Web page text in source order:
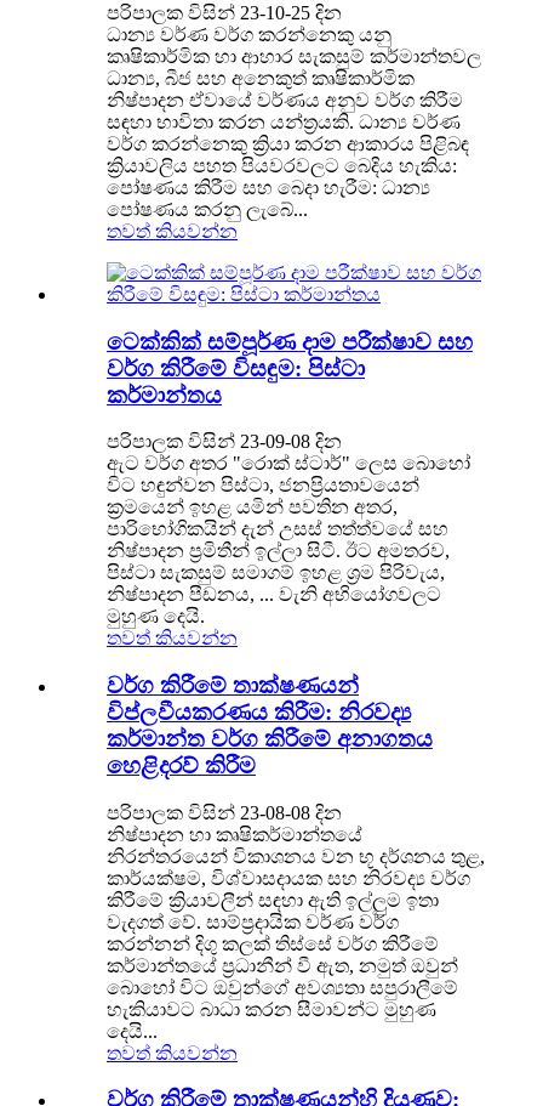
පරිපාලක විසින් 23-10-25 දින
ධාන්‍ය වර්ණ වර්ග කරන්නෙකු යනු
කෘෂිකාර්මික හා ආහාර සැකසුම් කර්මාන්තවල
ධාන්‍ය, බීජ සහ අනෙකුත් කෘෂිකාර්මික
නිෂ්පාදන ඒවායේ වර්ණය අනුව වර්ග කිරීම
සඳහා භාවිතා කරන යන්ත්‍රයකි. ධාන්‍ය වර්ණ
වර්ග කරන්නෙකු ක්‍රියා කරන ආකාරය පිළිබඳ
ක්‍රියාවලිය පහත පියවරවලට බෙදිය හැකිය:
පෝෂණය කිරීම සහ බෙදා හැරීම: ධාන්‍ය
පෝෂණය කරනු ලැබේ...
තවත් කියවන්න
ටෙක්කික් සම්පූර්ණ දාම පරීක්ෂාව සහ
වර්ග කිරීමේ විසඳුම: පිස්ටා
කර්මාන්තය
පරිපාලක විසින් 23-09-08 දින
ඇට වර්ග අතර "රොක් ස්ටාර්" ලෙස බොහෝ
විට හඳුන්වන පිස්ටා, ජනප්‍රියතාවයෙන්
ක්‍රමයෙන් ඉහළ යමින් පවතින අතර,
පාරිභෝගිකයින් දැන් උසස් තත්ත්වයේ සහ
නිෂ්පාදන ප්‍රමිතීන් ඉල්ලා සිටී. ඊට අමතරව,
පිස්ටා සැකසුම් සමාගම් ඉහළ ශ්‍රම පිරිවැය,
නිෂ්පාදන පීඩනය, ... වැනි අභියෝගවලට
මුහුණ දෙයි.
තවත් කියවන්න
වර්ග කිරීමේ තාක්ෂණයන්
විප්ලවීයකරණය කිරීම: නිරවද්‍ය
කර්මාන්ත වර්ග කිරීමේ අනාගතය
හෙළිදරව් කිරීම
පරිපාලක විසින් 23-08-08 දින
නිෂ්පාදන හා කෘෂිකර්මාන්තයේ
නිරන්තරයෙන් විකාශනය වන භූ දර්ශනය තුළ,
කාර්යක්ෂම, විශ්වාසදායක සහ නිරවද්‍ය වර්ග
කිරීමේ ක්‍රියාවලීන් සඳහා ඇති ඉල්ලුම ඉතා
වැදගත් වේ. සාම්ප්‍රදායික වර්ණ වර්ග
කරන්නන් දිගු කලක් තිස්සේ වර්ග කිරීමේ
කර්මාන්තයේ ප්‍රධානීන් වී ඇත, නමුත් ඔවුන්
බොහෝ විට ඔවුන්ගේ අවශ්‍යතා සපුරාලීමේ
හැකියාවට බාධා කරන සීමාවන්ට මුහුණ
දෙයි...
තවත් කියවන්න
වර්ග කිරීමේ තාක්ෂණයන්හි දියුණුව: